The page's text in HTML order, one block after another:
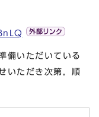
備いただいている
いただき次第，順